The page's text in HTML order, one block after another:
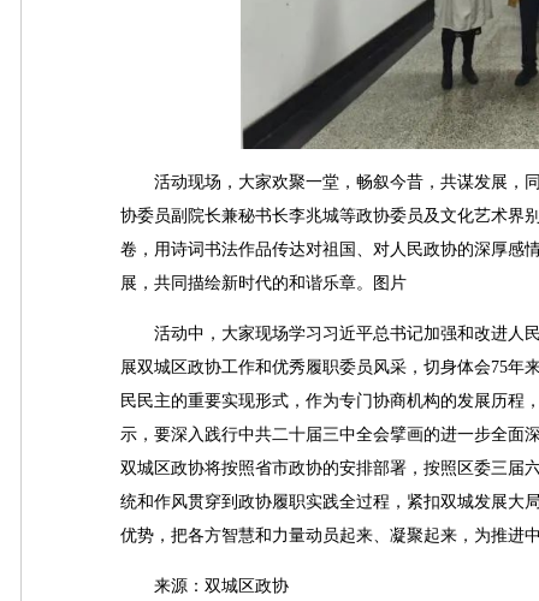
活动现场，大家欢聚一堂，畅叙今昔，共谋发展，同
协委员副院长兼秘书长李兆城等政协委员及文化艺术界
卷，用诗词书法作品传达对祖国、对人民政协的深厚感
展，共同描绘新时代的和谐乐章。图片
活动中，大家现场学习习近平总书记加强和改进人
展双城区政协工作和优秀履职委员风采，切身体会75
民民主的重要实现形式，作为专门协商机构的发展历程
示，要深入践行中共二十届三中全会擘画的进一步全面
双城区政协将按照省市政协的安排部署，按照区委三届
统和作风贯穿到政协履职实践全过程，紧扣双城发展大
优势，把各方智慧和力量动员起来、凝聚起来，为推进
来源：双城区政协